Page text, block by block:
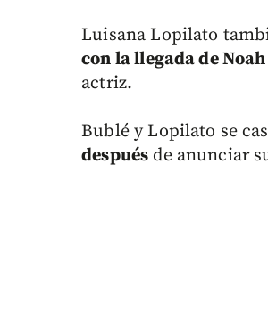
Luisana Lopilato
con la llegada de
actriz.
Bublé y Lopilato se
después de anunciar